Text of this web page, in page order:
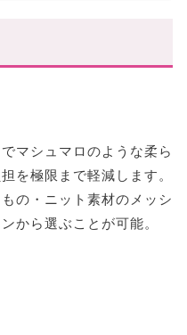
マシュマロのような柔ら
を極限まで軽減します。
の・ニット素材のメッシ
から選ぶことが可能。